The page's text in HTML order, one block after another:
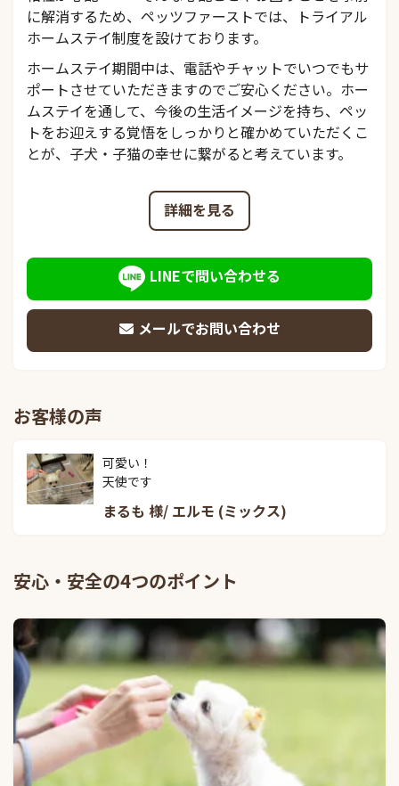
に解消するため、ペッツファーストでは、トライアル
ホームステイ制度を設けております。
ホームステイ期間中は、電話やチャットでいつでもサ
ポートさせていただきますのでご安心ください。ホー
ムステイを通して、今後の生活イメージを持ち、ペッ
トをお迎えする覚悟をしっかりと確かめていただくこ
とが、子犬・子猫の幸せに繋がると考えています。
詳細を見る
LINEで問い合わせる
メールでお問い合わせ
お客様の声
可愛い！
天使です
まるも 様/ エルモ (ミックス)
安心・安全の4つのポイント